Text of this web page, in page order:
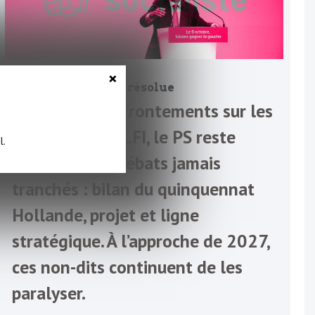
PS : la crise jamais résolue
Derrière les affrontements sur les
alliances avec LFI, le PS reste
prisonnier de débats jamais
tranchés : bilan du quinquennat
Hollande, projet et ligne
stratégique. À l’approche de 2027,
ces non-dits continuent de les
paralyser.
×